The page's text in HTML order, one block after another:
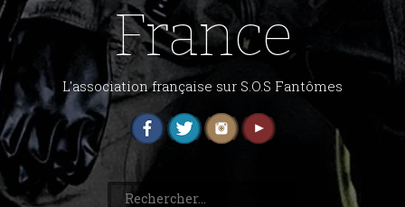
France
L'association française sur S.O.S Fantômes
Rechercher :